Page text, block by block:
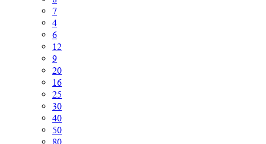
7
4
6
12
9
20
16
25
30
40
50
80